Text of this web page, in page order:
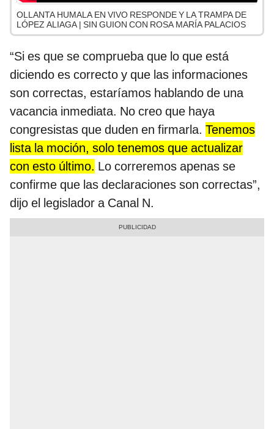
OLLANTA HUMALA EN VIVO RESPONDE Y LA TRAMPA DE
LÓPEZ ALIAGA | SIN GUION CON ROSA MARÍA PALACIOS
“Si es que se comprueba que lo que está
diciendo es correcto y que las informaciones
son correctas, estaríamos hablando de una
vacancia inmediata. No creo que haya
congresistas que duden en firmarla. Tenemos
lista la moción, solo tenemos que actualizar
con esto último. Lo correremos apenas se
confirme que las declaraciones son correctas”,
dijo el legislador a Canal N.